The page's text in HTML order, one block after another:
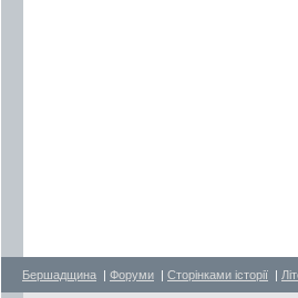
Бершадщина | Форуми | Сторінками історії |